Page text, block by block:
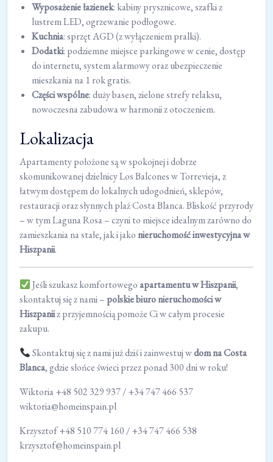
Wyposażenie łazienek: kabiny prysznicowe, szafki z
lustrem LED, ogrzewanie podłogowe.
Kuchnia: sprzęt AGD (z wyłączeniem pralki).
Dodatki: podziemne miejsce parkingowe w cenie, dostęp
do internetu, system alarmowy oraz ubezpieczenie
mieszkania na 1 rok gratis.
Części wspólne: duży basen, zielone strefy relaksu,
nowoczesna zabudowa w harmonii z otoczeniem.
Lokalizacja
Apartamenty położone są w spokojnej i dobrze
skomunikowanej dzielnicy Los Balcones w Torrevieja, z
łatwym dostępem do lokalnych udogodnień, sklepów,
restauracji oraz słynnych plaż Costa Blanca. Bliskość przyrody
– w tym Laguna Rosa – czyni to miejsce idealnym zarówno do
zamieszkania na stałe, jak i jakonieruchomość inwestycyjna w
Hiszpanii.
Jeśli szukasz komfortowegoapartamentu w Hiszpanii,
skontaktuj się z nami – polskie biuro nieruchomości w
Hiszpaniiz przyjemnością pomoże Ci w całym procesie
zakupu.
Skontaktuj się z nami już dziś i zainwestuj wdom na Costa
Blanca, gdzie słońce świeci przez ponad 300 dni w roku!
Wiktoria +48 502 329 937 / +34 747 466 537
wiktoria@homeinspain.pl
Krzysztof +48 510 774 160 / +34 747 466 538
krzysztof@homeinspain.pl